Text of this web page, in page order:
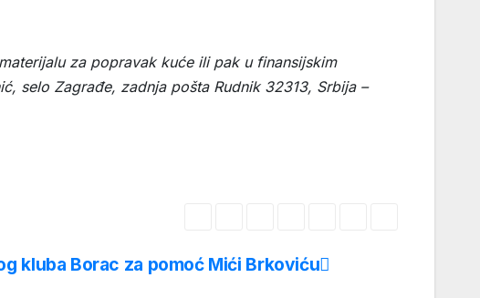
za popravak kuće ili pak u finansijskim
selo Zagrađe, zadnja pošta Rudnik 32313, Srbija –
kluba Borac za pomoć Mići Brkoviću